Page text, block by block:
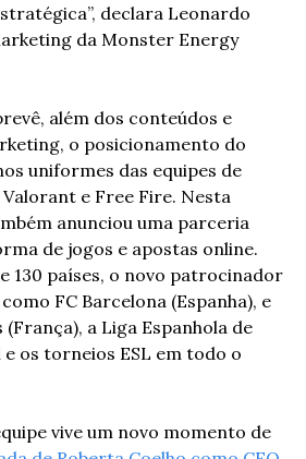
declara Leonardo
da Monster Energy
além dos conteúdos e
o posicionamento do
uniformes das equipes de
Valorant e Free Fire. Nesta
anunciou uma parceria
de jogos e apostas online.
130 países, o novo patrocinador
FC Barcelona (Espanha), e
a Liga Espanhola de
os torneios ESL em todo o
vive um novo momento de